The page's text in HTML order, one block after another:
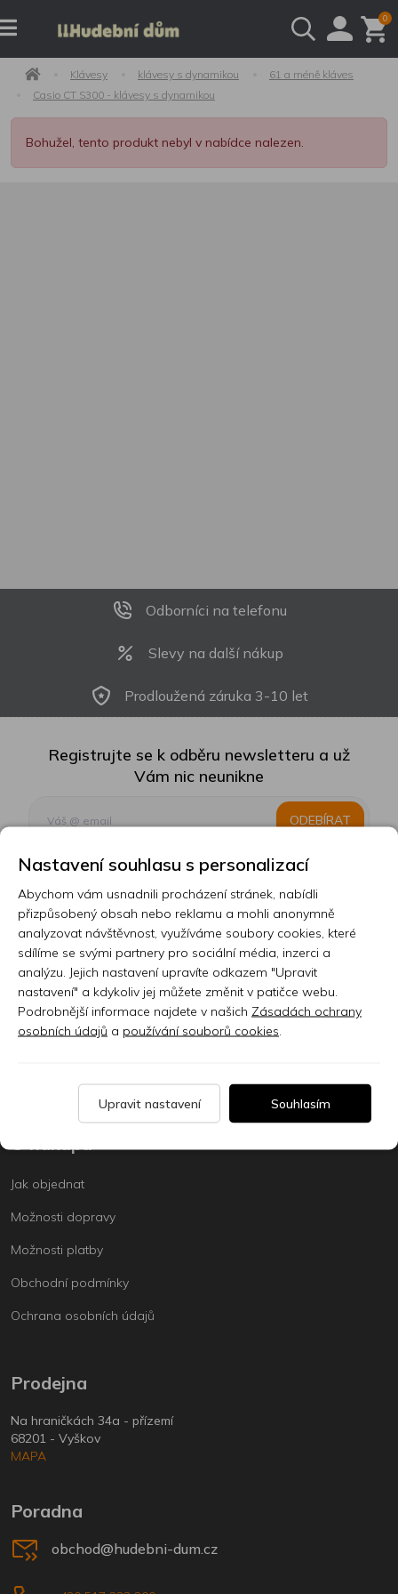
0
Klávesy klávesy s dynamikou
61 a méně kláves
Casio CT S300 - klávesy s dynamikou
Bohužel, tento produkt nebyl v nabídce nalezen.
Odborníci na telefonu
Slevy na další nákup
Prodloužená záruka 3-10 let
Registrujte se k odběru newsletteru a už
Vám nic neunikne
ODEBÍRAT
Kontakt
Prodejna
Sklady
Servis
Nabídka práce
O nákupu
Jak objednat
Možnosti dopravy
Možnosti platby
Obchodní podmínky
Ochrana osobních údajů
Prodejna
Na hraničkách 34a - přízemí
68201 - Vyškov
MAPA
Poradna
obchod@hudebni-dum.cz
Nastavení souhlasu s personalizací
Abychom vám usnadnili procházení stránek, nabídli
přizpůsobený obsah nebo reklamu a mohli anonymně
analyzovat návštěvnost, využíváme soubory cookies, které
sdílíme se svými partnery pro sociální média, inzerci a
analýzu. Jejich nastavení upravíte odkazem "Upravit
nastavení" a kdykoliv jej můžete změnit v patičce webu.
Podrobnější informace najdete v našich Zásadách ochrany
osobních údajů a používání souborů cookies
Upravit nastavení Souhlasím